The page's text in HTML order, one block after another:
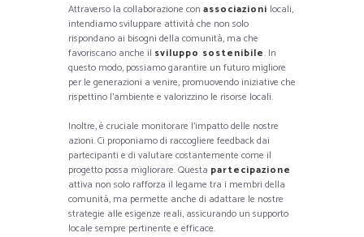
Attraverso la collaborazione con associazioni locali,
intendiamo sviluppare attività che non solo
rispondano ai bisogni della comunità, ma che
favoriscano anche il sviluppo sostenibile. In
questo modo, possiamo garantire un futuro migliore
per le generazioni a venire, promuovendo iniziative che
rispettino l’ambiente e valorizzino le risorse locali.
Inoltre, è cruciale monitorare l’impatto delle nostre
azioni. Ci proponiamo di raccogliere feedback dai
partecipanti e di valutare costantemente come il
progetto possa migliorare. Questa partecipazione
attiva non solo rafforza il legame tra i membri della
comunità, ma permette anche di adattare le nostre
strategie alle esigenze reali, assicurando un supporto
locale sempre pertinente e efficace.